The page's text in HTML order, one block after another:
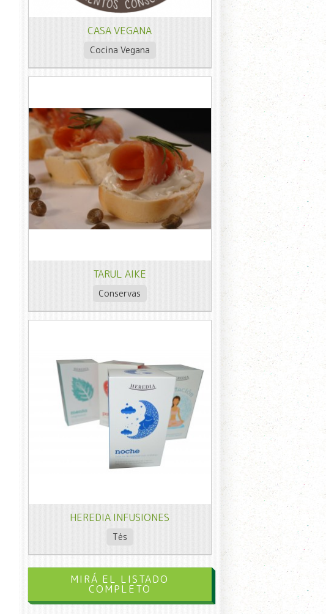
CASA VEGANA
Cocina Vegana
TARUL AIKE
Conservas
HEREDIA INFUSIONES
Tés
MIRÁ EL LISTADO
COMPLETO